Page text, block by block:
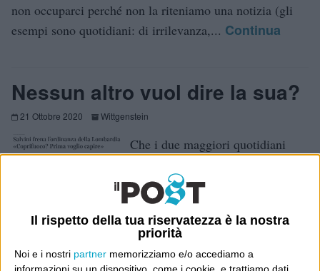
Il rispetto della tua riservatezza è la nostra
priorità
Noi e i nostri partner memorizziamo e/o accediamo a
non occuparci perché non la riteniamo una notizia (gli
esempi sono quotidiani: di irrilevanza,... Continua
Nessun altro vuol dire la sua?
21 Ottobre 2020 Wittgenstein
Che i due maggiori quotidiani
principale sui progetti di limitazioni contro il contagio e
nessuno dei due abbia quella dell’altro, la dice lunga
sulla confusione informativa generale e sulla corsa alle